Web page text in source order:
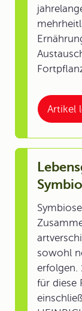
Artikel
sowohl
erfolgen.
für diese